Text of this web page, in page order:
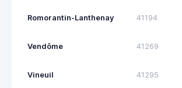
Romorantin-Lanthenay 41194
Vendôme 41269
Vineuil 41295